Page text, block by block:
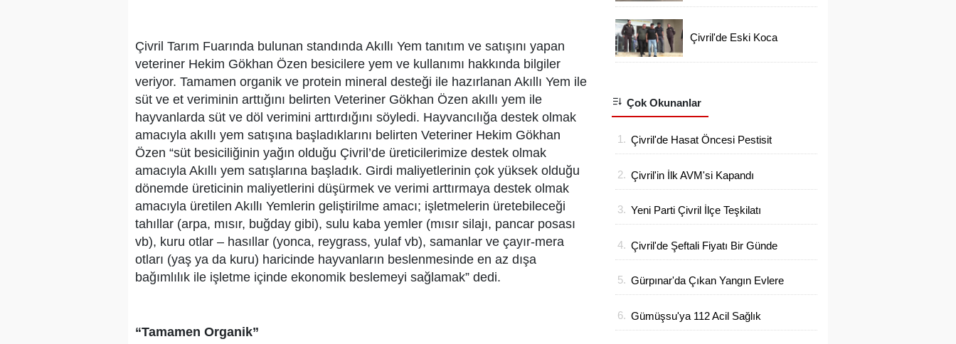
Çivril Tarım Fuarında bulunan standında Akıllı Yem tanıtım ve satışını yapan
veteriner Hekim Gökhan Özen besicilere yem ve kullanımı hakkında bilgiler
veriyor. Tamamen organik ve protein mineral desteği ile hazırlanan Akıllı Yem ile
süt ve et veriminin arttığını belirten Veteriner Gökhan Özen akıllı yem ile
hayvanlarda süt ve döl verimini arttırdığını söyledi. Hayvancılığa destek olmak
amacıyla akıllı yem satışına başladıklarını belirten Veteriner Hekim Gökhan
Özen “süt besiciliğinin yağın olduğu Çivril’de üreticilerimize destek olmak
amacıyla Akıllı yem satışlarına başladık. Girdi maliyetlerinin çok yüksek olduğu
dönemde üreticinin maliyetlerini düşürmek ve verimi arttırmaya destek olmak
amacıyla üretilen Akıllı Yemlerin geliştirilme amacı; işletmelerin üretebileceği
tahıllar (arpa, mısır, buğday gibi), sulu kaba yemler (mısır silajı, pancar posası
vb), kuru otlar – hasıllar (yonca, reygrass, yulaf vb), samanlar ve çayır-mera
otları (yaş ya da kuru) haricinde hayvanların beslenmesinde en az dışa
bağımlılık ile işletme içinde ekonomik beslemeyi sağlamak” dedi.
“Tamamen Organik”
Çivril'de Eski Koca
Çalışmaları Devam
Çok Okunanlar
1. Çivril'de Hasat Öncesi Pestisit
2. Çivril'in İlk AVM'si Kapandı
3. Yeni Parti Çivril İlçe Teşkilatı
4. Çivril'de Şeftali Fiyatı Bir Günde
5. Gürpınar'da Çıkan Yangın Evlere
6. Gümüşsu'ya 112 Acil Sağlık